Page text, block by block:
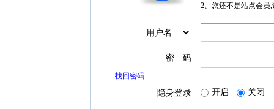
2、您还不是站点会员
密 码
找回密码
隐身登录 开启 关闭